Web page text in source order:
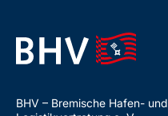
BHV – Bremische Hafen- und